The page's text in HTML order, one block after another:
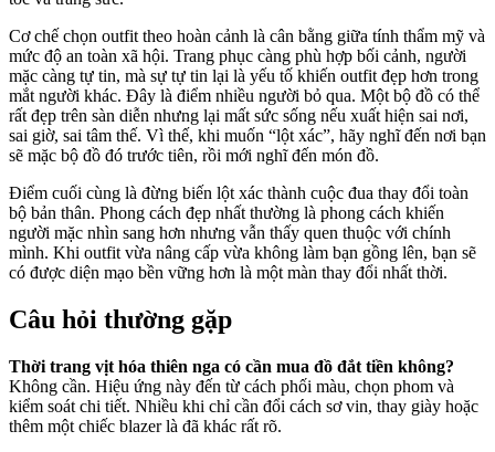
Cơ chế chọn outfit theo hoàn cảnh là cân bằng giữa tính thẩm mỹ và
mức độ an toàn xã hội. Trang phục càng phù hợp bối cảnh, người
mặc càng tự tin, mà sự tự tin lại là yếu tố khiến outfit đẹp hơn trong
mắt người khác. Đây là điểm nhiều người bỏ qua. Một bộ đồ có thể
rất đẹp trên sàn diễn nhưng lại mất sức sống nếu xuất hiện sai nơi,
sai giờ, sai tâm thế. Vì thế, khi muốn “lột xác”, hãy nghĩ đến nơi bạn
sẽ mặc bộ đồ đó trước tiên, rồi mới nghĩ đến món đồ.
Điểm cuối cùng là đừng biến lột xác thành cuộc đua thay đổi toàn
bộ bản thân. Phong cách đẹp nhất thường là phong cách khiến
người mặc nhìn sang hơn nhưng vẫn thấy quen thuộc với chính
mình. Khi outfit vừa nâng cấp vừa không làm bạn gồng lên, bạn sẽ
có được diện mạo bền vững hơn là một màn thay đổi nhất thời.
Câu hỏi thường gặp
Thời trang vịt hóa thiên nga có cần mua đồ đắt tiền không?
Không cần. Hiệu ứng này đến từ cách phối màu, chọn phom và
kiểm soát chi tiết. Nhiều khi chỉ cần đổi cách sơ vin, thay giày hoặc
thêm một chiếc blazer là đã khác rất rõ.